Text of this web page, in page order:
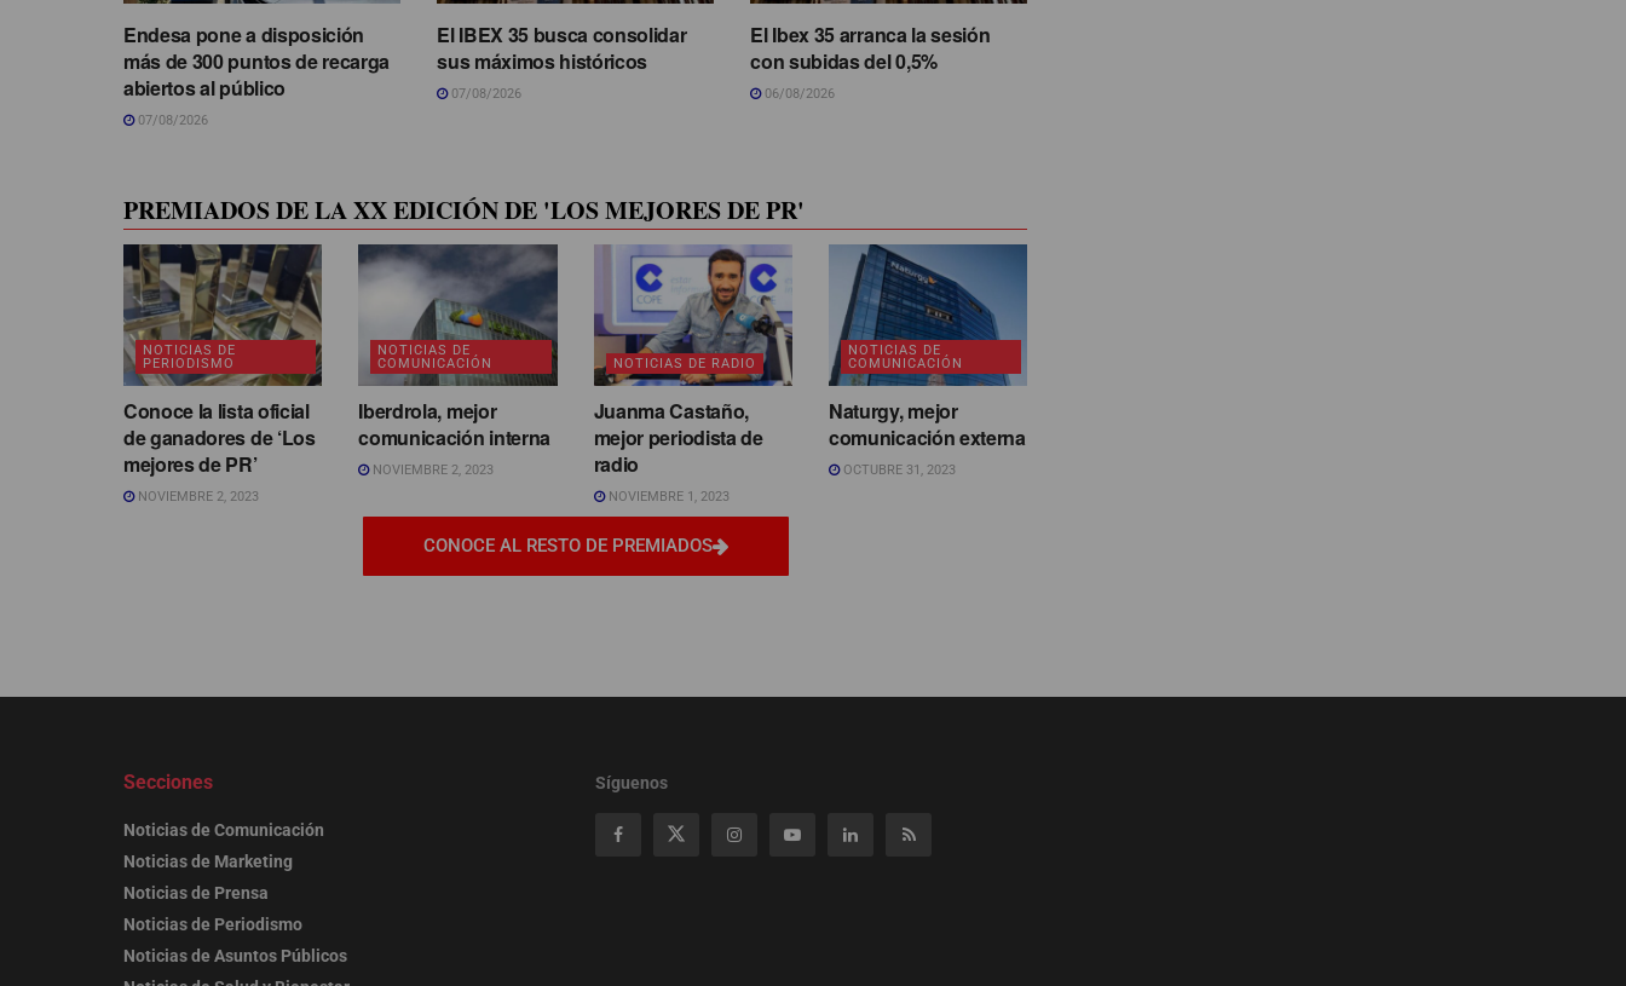
Endesa pone a disposición
más de 300 puntos de recarga
abiertos al público
07/08/2026
El IBEX 35 busca consolidar
sus máximos históricos
07/08/2026
El Ibex 35 arranca la sesión
con subidas del 0,5%
06/08/2026
PREMIADOS DE LA XX EDICIÓN DE 'LOS MEJORES DE PR'
NOTICIAS DE
PERIODISMO
Conoce la lista oficial
de ganadores de ‘Los
mejores de PR’
NOVIEMBRE 2, 2023
NOTICIAS DE
COMUNICACIÓN
Iberdrola, mejor
comunicación interna
NOVIEMBRE 2, 2023
NOTICIAS DE RADIO
Juanma Castaño,
mejor periodista de
radio
NOVIEMBRE 1, 2023
NOTICIAS DE
COMUNICACIÓN
Naturgy, mejor
comunicación externa
OCTUBRE 31, 2023
CONOCE AL RESTO DE PREMIADOS
Secciones
Noticias de Comunicación
Noticias de Marketing
Noticias de Prensa
Noticias de Periodismo
Noticias de Asuntos Públicos
Síguenos